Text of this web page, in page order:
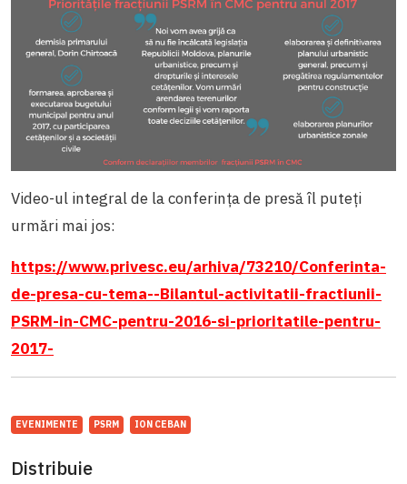
Video-ul integral de la conferința de presă îl puteți
urmări mai jos:
https://www.privesc.eu/arhiva/73210/Conferinta-
de-presa-cu-tema--Bilantul-activitatii-fractiunii-
PSRM-in-CMC-pentru-2016-si-prioritatile-pentru-
2017-
EVENIMENTE PSRM ION CEBAN
Distribuie